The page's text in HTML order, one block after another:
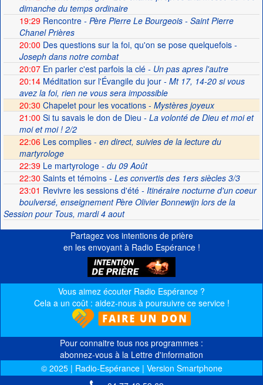
dimanche du temps ordinaire
19:29Rencontre- Père Pierre Le Bourgeois - Saint Pierre
Chanel Prières
20:00 Des questions sur la foi, qu'on se pose quelquefois-
Joseph dans notre combat
20:07En parler c'est parfois la clé- Un pas apres l'autre
20:14Méditation sur l'Évangile du jour- Mt 17, 14-20 si vous
avez la foi, rien ne vous sera impossible
20:30 Chapelet pour les vocations - Mystères joyeux
21:00 Si tu savais le don de Dieu - La volonté de Dieu et moi et
moi et moi ! 2/2
22:06 Les complies - en direct, suivies de la lecture du
martyrologe
22:39Le martyrologe- du 09 Août
22:30 Saints et témoins- Les convertis des 1ers siècles 3/3
23:01 Revivre les sessions d'été- Itinéraire nocturne d'un coeur
boulversé, enseignement Père Olivier Bonnewijn lors de la
Session pour Tous, mardi 4 aout
Partagez vos intentions de prière
en les envoyant à Radio Espérance !
Vous aimez écouter Radio Espérance ?
Cela a un coût : aidez-nous à poursuivre ce service !
Pour connaitre tous nos programmes :
abonnez-vous à la Lettre d'information
© 2025 | Radio-Espérance | Version Smartphone